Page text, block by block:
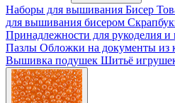
Наборы для вышивания Бисер
для вышивания бисером
Принадлежности для рукоделия и
Пазлы Обложки на документы из
Вышивка подушек Шитьё